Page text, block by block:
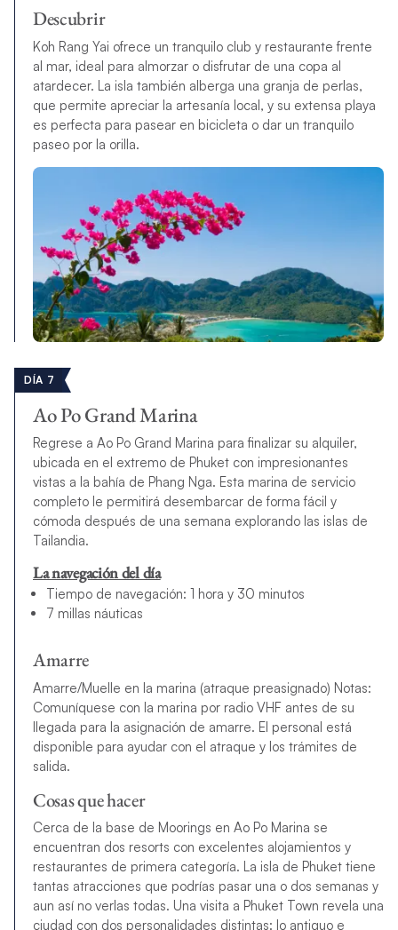
Descubrir
Koh Rang Yai ofrece un tranquilo club y restaurante frente
al mar, ideal para almorzar o disfrutar de una copa al
atardecer. La isla también alberga una granja de perlas,
que permite apreciar la artesanía local, y su extensa playa
es perfecta para pasear en bicicleta o dar un tranquilo
paseo por la orilla.
DÍA 7
Ao Po Grand Marina
Regrese a Ao Po Grand Marina para finalizar su alquiler,
ubicada en el extremo de Phuket con impresionantes
vistas a la bahía de Phang Nga. Esta marina de servicio
completo le permitirá desembarcar de forma fácil y
cómoda después de una semana explorando las islas de
Tailandia.
La navegación del día
Tiempo de navegación: 1 hora y 30 minutos
7 millas náuticas
Amarre
Amarre/Muelle en la marina (atraque preasignado) Notas:
Comuníquese con la marina por radio VHF antes de su
llegada para la asignación de amarre. El personal está
disponible para ayudar con el atraque y los trámites de
salida.
Cosas que hacer
Cerca de la base de Moorings en Ao Po Marina se
encuentran dos resorts con excelentes alojamientos y
restaurantes de primera categoría. La isla de Phuket tiene
tantas atracciones que podrías pasar una o dos semanas y
aun así no verlas todas. Una visita a Phuket Town revela una
ciudad con dos personalidades distintas: lo antiguo e